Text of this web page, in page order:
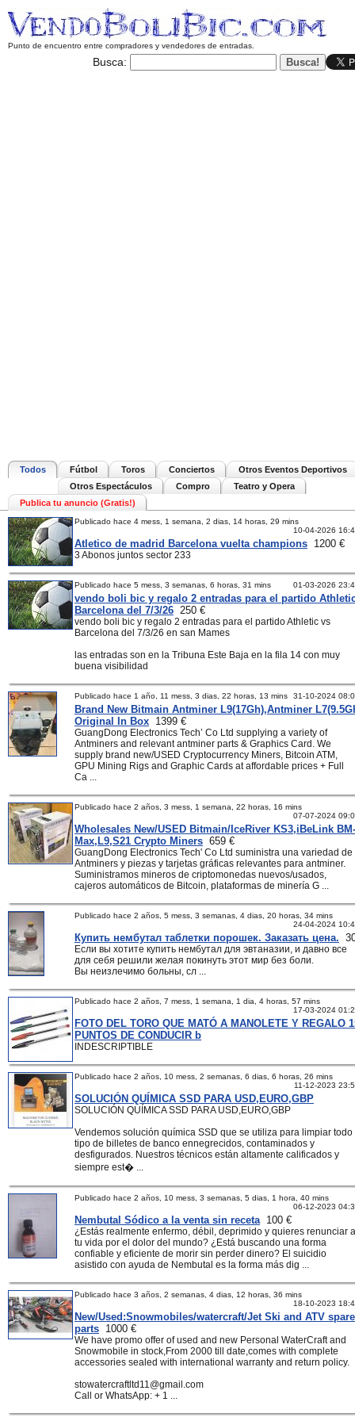
Punto de encuentro entre compradores y vendedores de entradas.
Busca:
Todos Fútbol Toros Conciertos
Otros Eventos Deportivos
Otros Espectáculos
Compro
Teatro y Opera
Publica tu anuncio (Gratis!)
Publicado hace 4 mess, 1 semana, 2 dias, 14 horas, 29 mins
10-04-2026
Atletico de madrid Barcelona vuelta champions 1200 €
3 Abonos juntos sector 233
Publicado hace 5 mess, 3 semanas, 6 horas, 31 mins 01-03-2026
vendo boli bic y regalo 2 entradas para el partido
Barcelona del 7/3/26 250 €
vendo boli bic y regalo 2 entradas para el partido Athletic vs
Barcelona del 7/3/26 en san Mames
las entradas son en la Tribuna Este Baja en la fila 14 con muy
buena visibilidad
Publicado hace 1 año, 11 mess, 3 dias, 22 horas, 13 mins 31-10-2024
Brand New Bitmain Antminer L9(17Gh),Antminer
Original In Box 1399 €
GuangDong Electronics Tech’ Co Ltd supplying a variety of
Antminers and relevant antminer parts & Graphics Card. We
supply brand new/USED Cryptocurrency Miners, Bitcoin ATM,
GPU Mining Rigs and Graphic Cards at affordable prices + Full
Ca ...
Publicado hace 2 años, 3 mess, 1 semana, 22 horas, 16 mins
07-07-2024
Wholesales New/USED Bitmain/IceRiver KS3,iBeLink
Max,L9,S21 Crypto Miners 659 €
GuangDong Electronics Tech' Co Ltd suministra una variedad de
Antminers y piezas y tarjetas gráficas relevantes para antminer.
Suministramos mineros de criptomonedas nuevos/usados,
cajeros automáticos de Bitcoin, plataformas de minería G ...
Publicado hace 2 años, 5 mess, 3 semanas, 4 dias, 20 horas, 34 mins
24-04-2024
Купить нембутал таблетки порошек. Заказать цена.
Если вы хотите купить нембутал для эвтаназии, и давно все
для себя решили желая покинуть этот мир без боли.
Вы неизлечимо больны, сл ...
Publicado hace 2 años, 7 mess, 1 semana, 1 dia, 4 horas, 57 mins
17-03-2024
FOTO DEL TORO QUE MATÓ A MANOLETE Y REGALO
PUNTOS DE CONDUCIR b
INDESCRIPTIBLE
Publicado hace 2 años, 10 mess, 2 semanas, 6 dias, 6 horas, 26 mins
11-12-2023
SOLUCIÓN QUÍMICA SSD PARA USD,EURO,GBP
SOLUCIÓN QUÍMICA SSD PARA USD,EURO,GBP
Vendemos solución química SSD que se utiliza para limpiar todo
tipo de billetes de banco ennegrecidos, contaminados y
desfigurados. Nuestros técnicos están altamente calificados y
siempre est� ...
Publicado hace 2 años, 10 mess, 3 semanas, 5 dias, 1 hora, 40 mins
06-12-2023
Nembutal Sódico a la venta sin receta100 €
¿Estás realmente enfermo, débil, deprimido y quieres renunciar a
tu vida por el dolor del mundo? ¿Está buscando una forma
confiable y eficiente de morir sin perder dinero? El suicidio
asistido con ayuda de Nembutal es la forma más dig ...
Publicado hace 3 años, 2 semanas, 4 dias, 12 horas, 36 mins
18-10-2023
New/Used:Snowmobiles/watercraft/Jet Ski and ATV spare
parts 1000 €
We have promo offer of used and new Personal WaterCraft and
Snowmobile in stock,From 2000 till date,comes with complete
accessories sealed with international warranty and return policy.
stowatercraftltd11@gmail.com
Call or WhatsApp: + 1 ...